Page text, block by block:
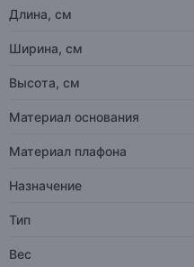
Длина, см
Ширина, см
Высота, см
Материал основания
Материал плафона
Назначение
Тип
Вес